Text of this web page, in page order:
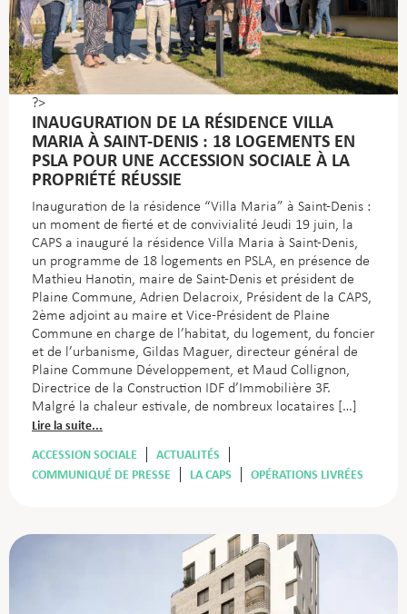
?>
INAUGURATION DE LA RÉSIDENCE VILLA
MARIA À SAINT-DENIS : 18 LOGEMENTS EN
PSLA POUR UNE ACCESSION SOCIALE À LA
PROPRIÉTÉ RÉUSSIE
Inauguration de la résidence “Villa Maria” à Saint-Denis :
un moment de fierté et de convivialité Jeudi 19 juin, la
CAPS a inauguré la résidence Villa Maria à Saint-Denis,
un programme de 18 logements en PSLA, en présence de
Mathieu Hanotin, maire de Saint-Denis et président de
Plaine Commune, Adrien Delacroix, Président de la CAPS,
2ème adjoint au maire et Vice-Président de Plaine
Commune en charge de l’habitat, du logement, du foncier
et de l’urbanisme, Gildas Maguer, directeur général de
Plaine Commune Développement, et Maud Collignon,
Directrice de la Construction IDF d’Immobilière 3F.
Malgré la chaleur estivale, de nombreux locataires […]
Lire la suite...
ACCESSION SOCIALE
ACTUALITÉS
COMMUNIQUÉ DE PRESSE
LA CAPS OPÉRATIONS LIVRÉES